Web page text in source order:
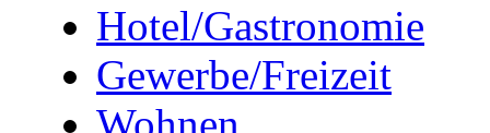
Hotel/Gastronomie
Gewerbe/Freizeit
Wohnen